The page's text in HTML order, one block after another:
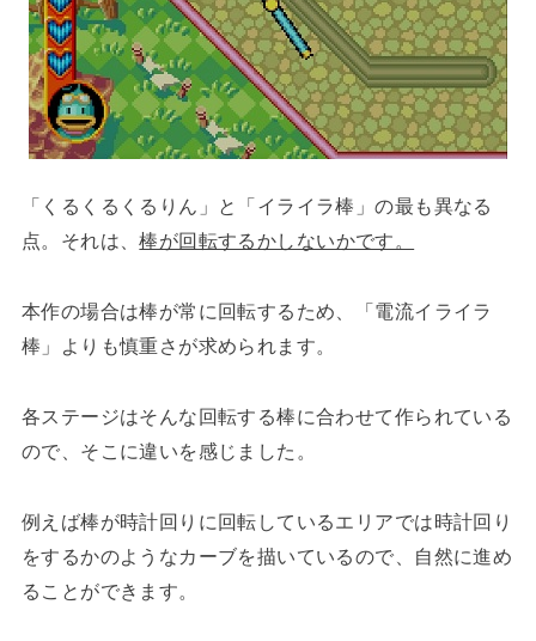
「くるくるくるりん」と「イライラ棒」の最も異なる
点。それは、棒が回転するかしないかです。
本作の場合は棒が常に回転するため、「電流イライラ
棒」よりも慎重さが求められます。
各ステージはそんな回転する棒に合わせて作られている
ので、そこに違いを感じました。
例えば棒が時計回りに回転しているエリアでは時計回り
をするかのようなカーブを描いているので、自然に進め
ることができます。